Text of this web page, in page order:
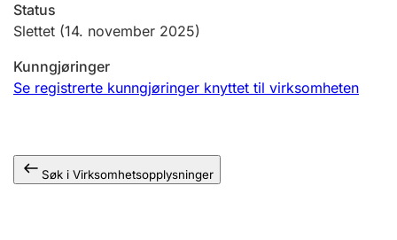
Jeger
Offentlig sektor
Status
Slettet (14. november 2025)
Kunngjøringer
Se registrerte kunngjøringer knyttet til virksomheten
Søk i Virksomhetsopplysninger